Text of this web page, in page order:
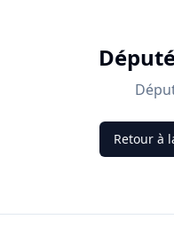
Retour à